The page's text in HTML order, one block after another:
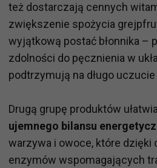
też dostarczają cennych
zwiększenie spożycia
wyjątkową postać błonnika –
zdolności do pęcznienia w
podtrzymują na długo
Drugą grupę produktów
ujemnego bilansu
warzywa i owoce, które dzięki
enzymów wspomagających